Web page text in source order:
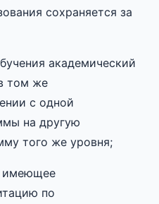
сохраняется за
академический
том же
с одной
на другую
того же уровня;
имеющее
по